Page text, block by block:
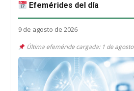
Efemérides del día
9 de agosto de 2026
Última efeméride cargada: 1 de agosto